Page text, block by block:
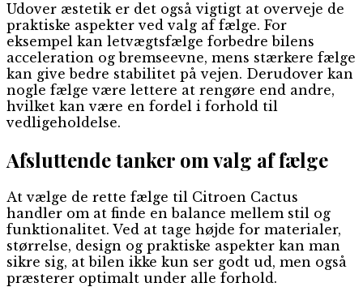
Udover æstetik er det også vigtigt at overveje de
praktiske aspekter ved valg af fælge. For
eksempel kan letvægtsfælge forbedre bilens
acceleration og bremseevne, mens stærkere fælge
kan give bedre stabilitet på vejen. Derudover kan
nogle fælge være lettere at rengøre end andre,
hvilket kan være en fordel i forhold til
vedligeholdelse.
Afsluttende tanker om valg af fælge
At vælge de rette fælge til Citroen Cactus
handler om at finde en balance mellem stil og
funktionalitet. Ved at tage højde for materialer,
størrelse, design og praktiske aspekter kan man
sikre sig, at bilen ikke kun ser godt ud, men også
præsterer optimalt under alle forhold.